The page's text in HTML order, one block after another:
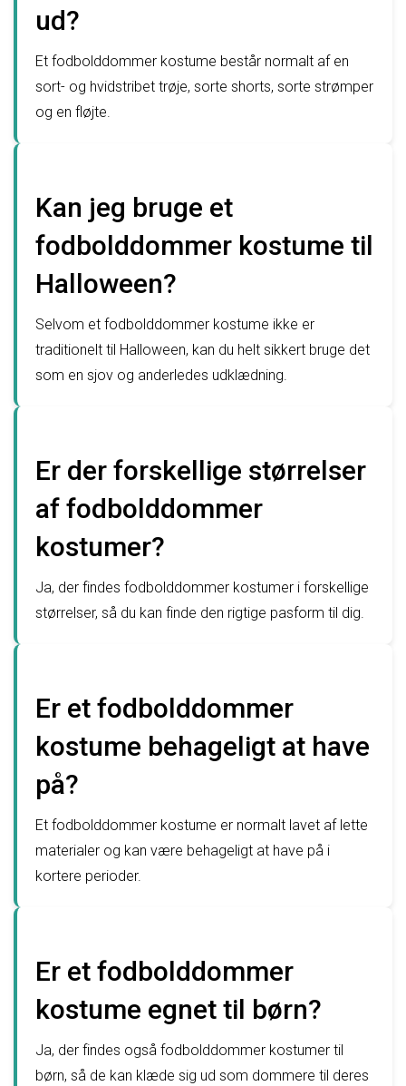
ud?
Et fodbolddommer kostume består normalt af en
sort- og hvidstribet trøje, sorte shorts, sorte strømper
og en fløjte.
Kan jeg bruge et
fodbolddommer kostume til
Halloween?
Selvom et fodbolddommer kostume ikke er
traditionelt til Halloween, kan du helt sikkert bruge det
som en sjov og anderledes udklædning.
Er der forskellige størrelser
af fodbolddommer
kostumer?
Ja, der findes fodbolddommer kostumer i forskellige
størrelser, så du kan finde den rigtige pasform til dig.
Er et fodbolddommer
kostume behageligt at have
på?
Et fodbolddommer kostume er normalt lavet af lette
materialer og kan være behageligt at have på i
kortere perioder.
Er et fodbolddommer
kostume egnet til børn?
Ja, der findes også fodbolddommer kostumer til
børn, så de kan klæde sig ud som dommere til deres